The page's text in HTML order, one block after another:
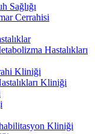
Sağlığı
Cerrahisi
Hastalıkları
Kliniği
Kliniği
Kliniği